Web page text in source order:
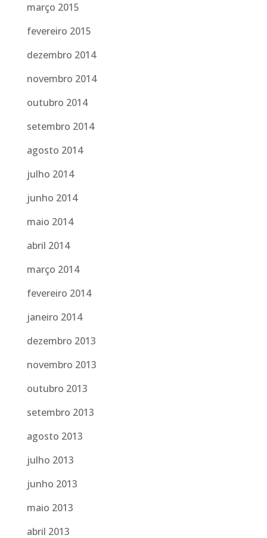
março 2015
fevereiro 2015
dezembro 2014
novembro 2014
outubro 2014
setembro 2014
agosto 2014
julho 2014
junho 2014
maio 2014
abril 2014
março 2014
fevereiro 2014
janeiro 2014
dezembro 2013
novembro 2013
outubro 2013
setembro 2013
agosto 2013
julho 2013
junho 2013
maio 2013
abril 2013